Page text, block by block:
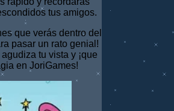
tus amigos.
que verás dentro del
pasar un rato genial!
tu vista y ¡que
en JoriGames!